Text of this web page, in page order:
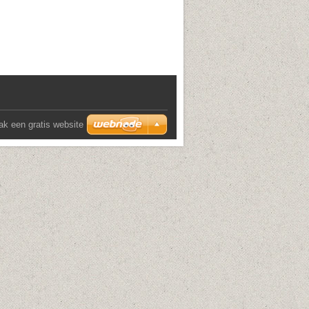
een gratis website